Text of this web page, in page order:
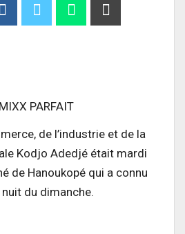
de l’industrie et de la
Kodjo Adedjé était mardi
de Hanoukopé qui a connu
du dimanche.